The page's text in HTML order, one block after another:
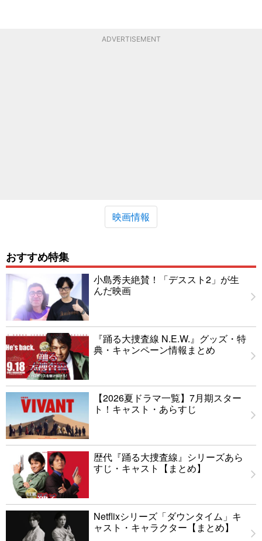
ADVERTISEMENT
映画情報
おすすめ特集
小島秀夫絶賛！「デススト2」が生
んだ映画
『踊る大捜査線 N.E.W.』グッズ・特
典・キャンペーン情報まとめ
【2026夏ドラマ一覧】7月期スター
ト！キャスト・あらすじ
歴代『踊る大捜査線』シリーズあら
すじ・キャスト【まとめ】
Netflixシリーズ「ダウンタイム」キ
ャスト・キャラクター【まとめ】